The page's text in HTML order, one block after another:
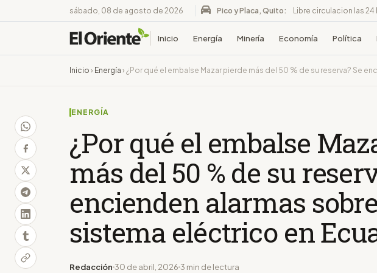
sábado, 08 de agosto de 2026 Pico y Placa, Quito: Libre circulacion las 24
Inicio Energía Minería Economía Política
Inicio › Energía › ¿Por qué el embalse Mazar pierde más del 50 % de su reserva? Se
ENERGÍA
¿Por qué el embalse
más del 50 % de su
encienden alarmas
sistema eléctrico en
Redacción 30 de abril, 2026 3 min de lectura